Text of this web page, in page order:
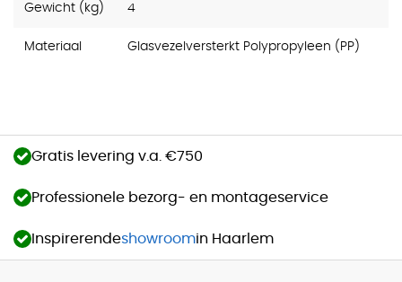
Gewicht (kg) 4
Materiaal Glasvezelversterkt Polypropyleen (PP)
Gratis levering v.a. €750
Professionele bezorg- en montageservice
Inspirerendeshowroomin Haarlem